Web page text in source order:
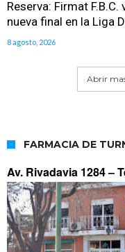
Reserva: Firmat
nueva final en la Liga
8 agosto, 2026
Abrir
FARMACIA DE
Av. Rivadavia 1284 –